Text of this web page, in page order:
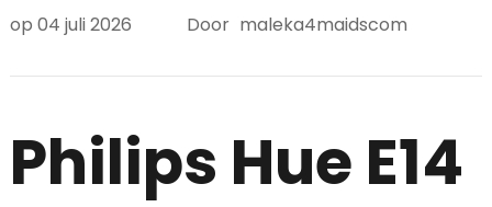
op 04 juli 2026 Door maleka4maidscom
Philips Hue E14